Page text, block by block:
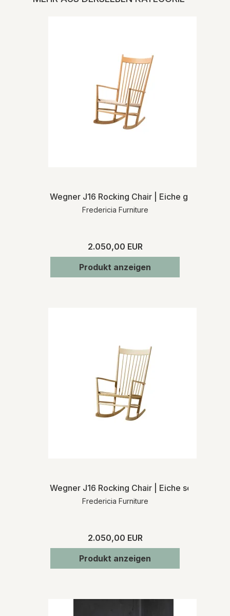
Wegner J16 Rocking Chair | Eiche geölt | MH
Fredericia Furniture
2.050,00 EUR
Produkt anzeigen
Wegner J16 Rocking Chair | Eiche seife | MH
Fredericia Furniture
2.050,00 EUR
Produkt anzeigen